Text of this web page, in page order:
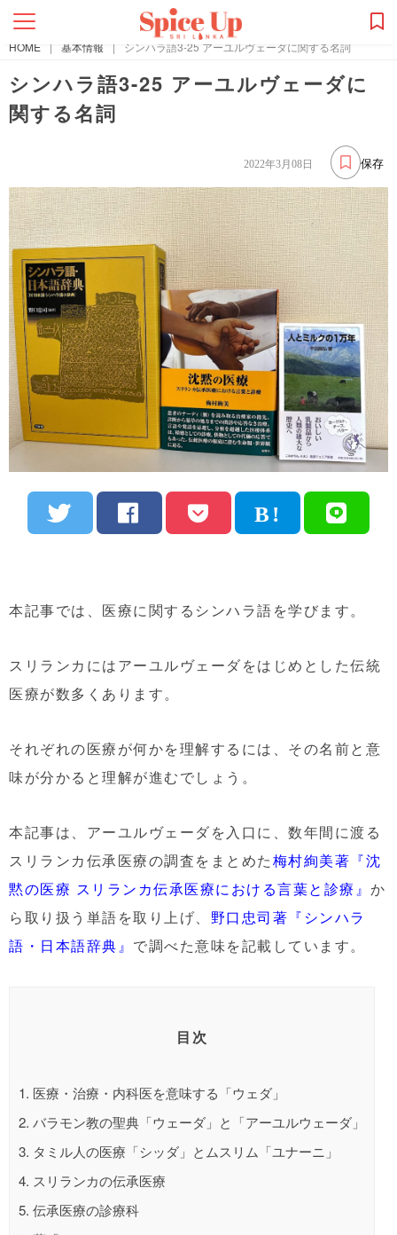
HOME | 基本情報 | シンハラ語3-25 アーユルヴェーダに関する名詞
シンハラ語3-25 アーユルヴェーダに
関する名詞
保存
2022年3月08日
本記事では、医療に関するシンハラ語を学びます。
スリランカにはアーユルヴェーダをはじめとした伝統
医療が数多くあります。
それぞれの医療が何かを理解するには、その名前と意
味が分かると理解が進むでしょう。
本記事は、アーユルヴェーダを入口に、数年間に渡る
スリランカ伝承医療の調査をまとめた梅村絢美著『沈
黙の医療 スリランカ伝承医療における言葉と診療』 か
ら取り扱う単語を取り上げ、 野口忠司著『シンハラ
語・日本語辞典』 で調べた意味を記載しています。
目次
1. 医療・治療・内科医を意味する「ウェダ」
2. バラモン教の聖典「ウェーダ」と「アーユルウェーダ」
3. タミル人の医療「シッダ」とムスリム「ユナーニ」
4. スリランカの伝承医療
5. 伝承医療の診療科